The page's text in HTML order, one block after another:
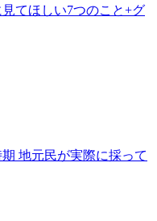
見てほしい7つのこと+グ
地元民が実際に採って